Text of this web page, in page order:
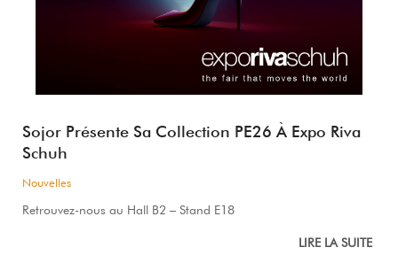
Sojor Présente Sa Collection PE26 À Expo Riva
Schuh
Nouvelles
Retrouvez-nous au Hall B2 – Stand E18
LIRE LA SUITE